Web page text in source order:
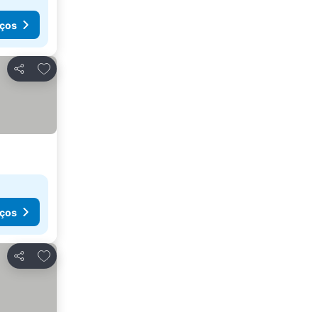
Partilhar
Adicionar aos favoritos
Partilhar
Adicionar aos favoritos